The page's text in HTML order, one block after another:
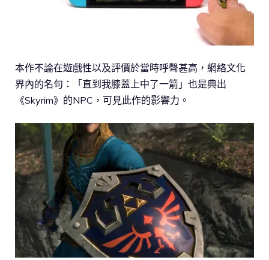
本作不論在遊戲性以及評價於當時呼聲甚高，網絡文化
界內的名句：「直到我膝蓋上中了一箭」也是典出
《Skyrim》的NPC，可見此作的影響力。